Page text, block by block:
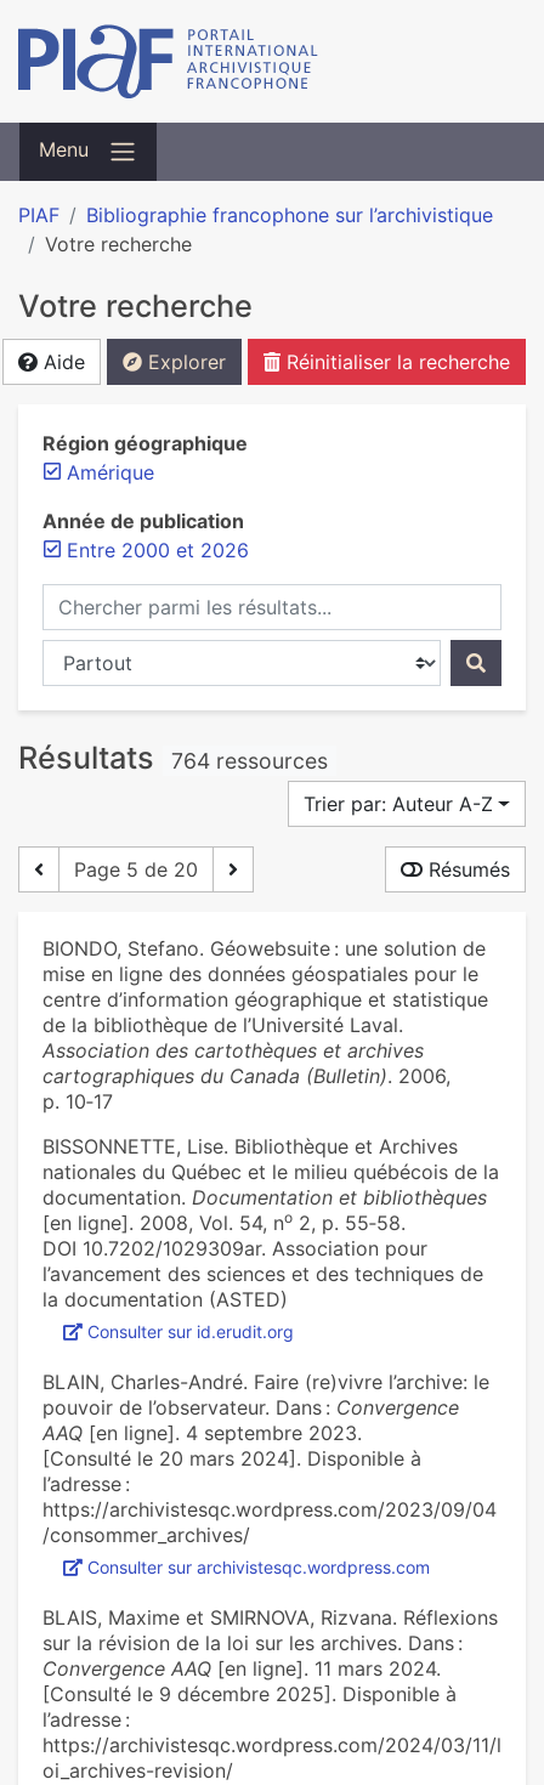
Menu
PIAF
Bibliographie francophone sur l’archivistique
Votre recherche
Votre recherche
Aide Explorer Réinitialiser la recherche
Région géographique
Amérique
Année de publication
Entre 2000 et 2026
Chercher parmi les résultats...
Chercher dans...
Résultats 764 ressources
Trier par: Auteur A-Z
Page 5 de 20 Résumés
BIONDO, Stefano. Géowebsuite : une solution de
mise en ligne des données géospatiales pour le
centre d’information géographique et statistique
de la bibliothèque de l’Université Laval.
Association des cartothèques et archives
cartographiques du Canada (Bulletin). 2006,
p. 10‑17
BISSONNETTE, Lise. Bibliothèque et Archives
nationales du Québec et le milieu québécois de la
documentation. Documentation et bibliothèques
[en ligne]. 2008, Vol. 54, no 2, p. 55‑58.
DOI 10.7202/1029309ar. Association pour
l’avancement des sciences et des techniques de
la documentation (ASTED)
Consulter sur id.erudit.org
BLAIN, Charles-André. Faire (re)vivre l’archive: le
pouvoir de l’observateur. Dans : Convergence
AAQ [en ligne]. 4 septembre 2023.
[Consulté le 20 mars 2024]. Disponible à
l’adresse :
https://archivistesqc.wordpress.com/2023/09/04
/consommer_archives/
Consulter sur archivistesqc.wordpress.com
BLAIS, Maxime et SMIRNOVA, Rizvana. Réflexions
sur la révision de la loi sur les archives. Dans :
Convergence AAQ [en ligne]. 11 mars 2024.
[Consulté le 9 décembre 2025]. Disponible à
l’adresse :
https://archivistesqc.wordpress.com/2024/03/11/l
oi_archives-revision/